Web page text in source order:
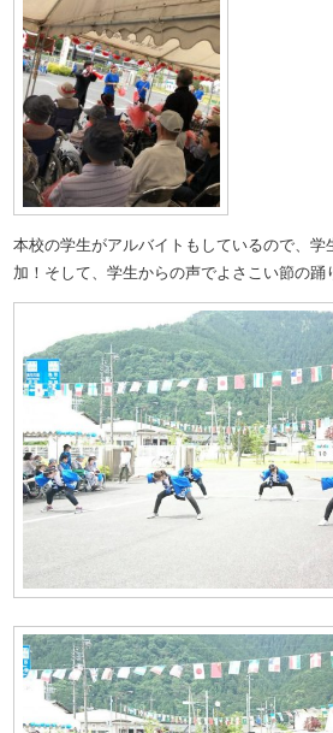
本校の学生がアルバイトもしているので、学
加！そして、学生からの声でよさこい節の踊